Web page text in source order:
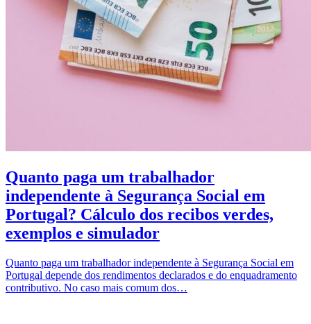
Quanto paga um trabalhador
independente à Segurança Social em
Portugal? Cálculo dos recibos verdes,
exemplos e simulador
Quanto paga um trabalhador independente à Segurança Social em
Portugal depende dos rendimentos declarados e do enquadramento
contributivo. No caso mais comum dos…